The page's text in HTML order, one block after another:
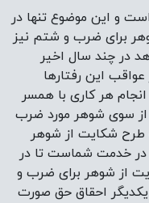
و این موضوع تنها در
برای ضرب و شتم نیز
در چند سال اخیر
این رفتارها
هر کاری با همسر
از سوی شوهر مورد ضرب
طرح شکایت از شوهر
خدمت شماست تا در
از شوهر برای ضرب و
احقاق حق صورت